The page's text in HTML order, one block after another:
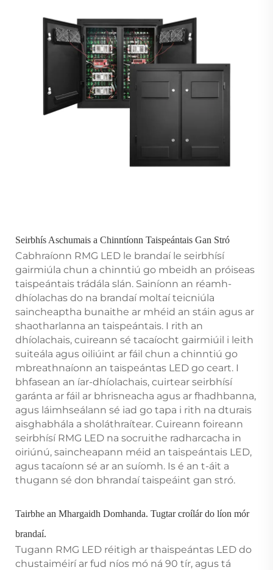
Seirbhís Aschumais a Chinntíonn Taispeántais Gan Stró
Cabhraíonn RMG LED le brandaí le seirbhísí
gairmiúla chun a chinntiú go mbeidh an próiseas
taispeántais trádála slán. Sainíonn an réamh-
dhíolachas do na brandaí moltaí teicniúla
saincheaptha bunaithe ar mhéid an stáin agus ar
shaotharlanna an taispeántais. I rith an
dhíolachais, cuireann sé tacaíocht gairmiúil i leith
suiteála agus oiliúint ar fáil chun a chinntiú go
mbreathnaíonn an taispeántas LED go ceart. I
bhfasean an íar-dhíolachais, cuirtear seirbhísí
garánta ar fáil ar bhrisneacha agus ar fhadhbanna,
agus láimhseálann sé iad go tapa i rith na dturais
aisghabhála a sholáthraítear. Cuireann foireann
seirbhísí RMG LED na socruithe radharcacha in
oiriúnú, saincheapann méid an taispeántais LED,
agus tacaíonn sé ar an suíomh. Is é an t-áit a
thugann sé don bhrandaí taispeáint gan stró.
Tairbhe an Mhargaidh Domhanda. Tugtar croílár do líon mór
brandaí.
Tugann RMG LED réitigh ar thaispeántas LED do
chustaiméirí ar fud níos mó ná 90 tír, agus tá